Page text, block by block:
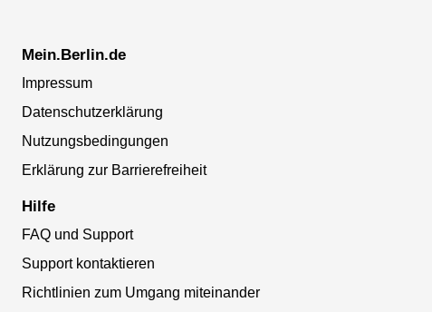
Mein.Berlin.de
Impressum
Datenschutzerklärung
Nutzungsbedingungen
Erklärung zur Barrierefreiheit
Hilfe
FAQ und Support
Support kontaktieren
Richtlinien zum Umgang miteinander